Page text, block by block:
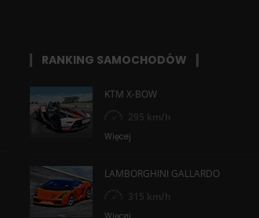
RANKING SAMOCHODÓW
KTM X-BOW
295 km/h
Więcej
LAMBORGHINI GALLARDO
315 km/h